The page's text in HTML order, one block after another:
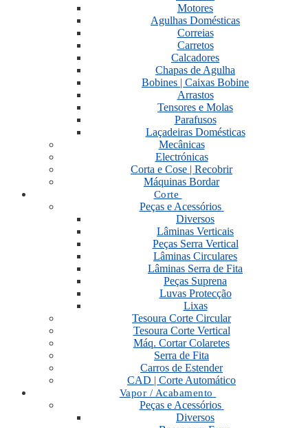
Motores
Agulhas Domésticas
Correias
Carretos
Calcadores
Chapas de Agulha
Bobines | Caixas Bobine
Arrastos
Tensores e Molas
Parafusos
Laçadeiras Domésticas
Mecânicas
Electrónicas
Corta e Cose | Recobrir
Máquinas Bordar
Corte
Peças e Acessórios
Diversos
Lâminas Verticais
Peças Serra Vertical
Lâminas Circulares
Lâminas Serra de Fita
Peças Suprena
Luvas Protecção
Lixas
Tesoura Corte Circular
Tesoura Corte Vertical
Máq. Cortar Colaretes
Serra de Fita
Carros de Estender
CAD | Corte Automático
Vapor / Acabamento
Peças e Acessórios
Diversos